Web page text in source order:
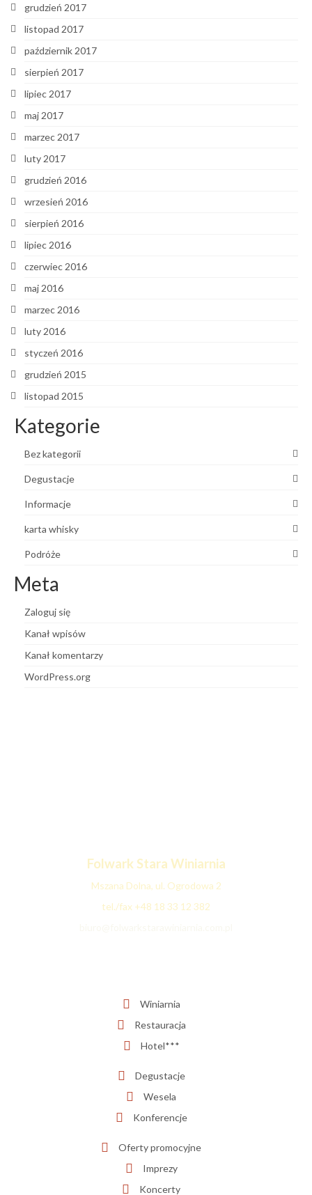
grudzień 2017
listopad 2017
październik 2017
sierpień 2017
lipiec 2017
maj 2017
marzec 2017
luty 2017
grudzień 2016
wrzesień 2016
sierpień 2016
lipiec 2016
czerwiec 2016
maj 2016
marzec 2016
luty 2016
styczeń 2016
grudzień 2015
listopad 2015
Kategorie
Bez kategorii
Degustacje
Informacje
karta whisky
Podróże
Meta
Zaloguj się
Kanał wpisów
Kanał komentarzy
WordPress.org
Folwark Stara Winiarnia
Mszana Dolna, ul. Ogrodowa 2
tel./fax +48 18 33 12 382
Winiarnia
Restauracja
Hotel***
Degustacje
Wesela
Konferencje
Oferty promocyjne
Imprezy
Koncerty